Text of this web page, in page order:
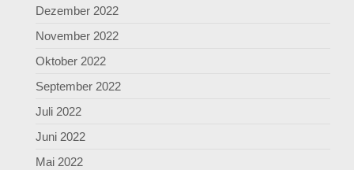
Dezember 2022
November 2022
Oktober 2022
September 2022
Juli 2022
Juni 2022
Mai 2022